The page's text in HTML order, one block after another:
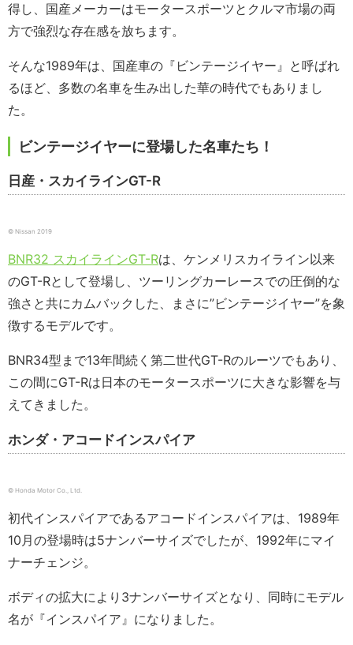
得し、国産メーカーはモータースポーツとクルマ市場の両
方で強烈な存在感を放ちます。
そんな1989年は、国産車の『ビンテージイヤー』と呼ばれ
るほど、多数の名車を生み出した華の時代でもありまし
た。
ビンテージイヤーに登場した名車たち！
日産・スカイラインGT-R
© Nissan 2019
BNR32 スカイラインGT-Rは、ケンメリスカイライン以来
のGT-Rとして登場し、ツーリングカーレースでの圧倒的な
強さと共にカムバックした、まさに”ビンテージイヤー”を象
徴するモデルです。
BNR34型まで13年間続く第二世代GT-Rのルーツでもあり、
この間にGT-Rは日本のモータースポーツに大きな影響を与
えてきました。
ホンダ・アコードインスパイア
© Honda Motor Co., Ltd.
初代インスパイアであるアコードインスパイアは、1989年
10月の登場時は5ナンバーサイズでしたが、1992年にマイ
ナーチェンジ。
ボディの拡大により3ナンバーサイズとなり、同時にモデル
名が『インスパイア』になりました。